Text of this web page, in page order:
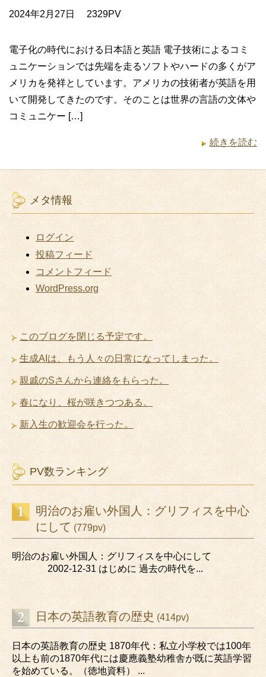
2024年2月27日 2329PV
電子化の時代における日本語と英語 電子技術によるコミ
ュニケーションでは先端を走るソフトやハードの多くがア
メリカを発祥としています。アメリカの技術者が英語を用
いて開発してきたのです。そのことは世界の言語の文体や
コミュニケー […]
続きを読む
メタ情報
ログイン
投稿フィード
コメントフィード
WordPress.org
このブログを閉じる予定です。
生成AIは、もう人々の日常になってしまった。
親戚のSさんから連絡をもらった。
春になり、桜が咲きつつある。
新入生の歓迎会を行った。
PV数ランキング
明治のお雇い外国人：グリフィスを中心
にして (779pv)
明治のお雇い外国人：グリフィスを中心にして
2002-12-31 はじめに 過去の時代を...
日本の英語教育の歴史 (414pv)
日本の英語教育の歴史 1870年代：私立小学校では100年
以上も前の1870年代には慶應義塾幼稚舎が既に英語学習
を始めている。（徳地資料） ...